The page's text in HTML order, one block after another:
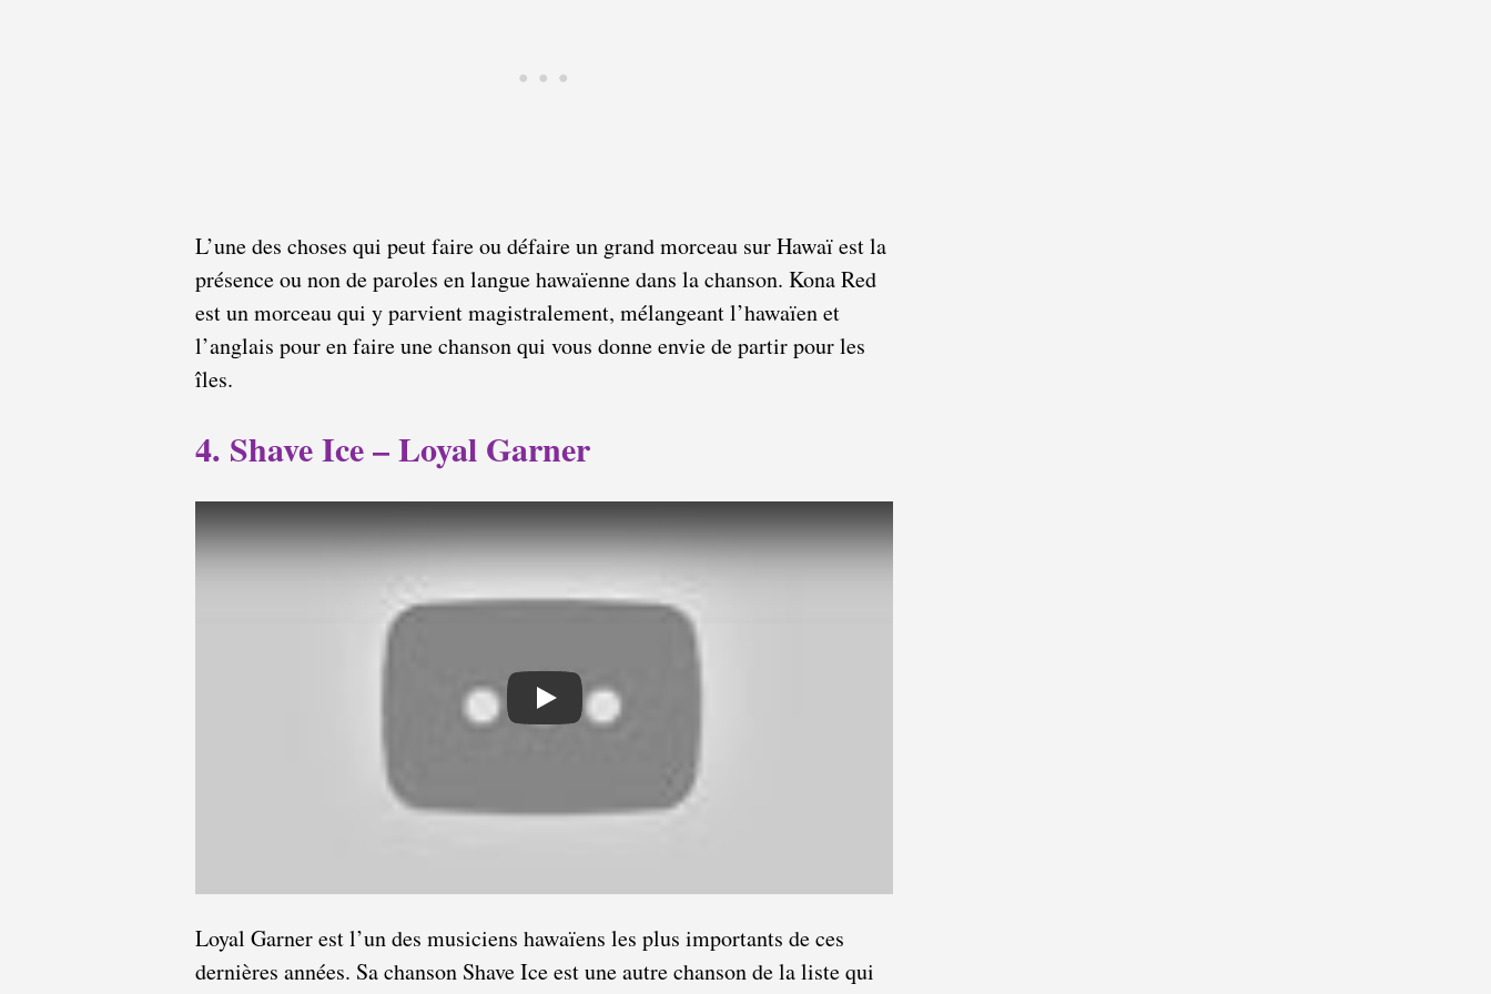
L’une des choses qui peut faire ou défaire un grand morceau sur Hawaï est la
présence ou non de paroles en langue hawaïenne dans la chanson. Kona Red
est un morceau qui y parvient magistralement, mélangeant l’hawaïen et
l’anglais pour en faire une chanson qui vous donne envie de partir pour les
îles.
4. Shave Ice – Loyal Garner
Play
Loyal Garner est l’un des musiciens hawaïens les plus importants de ces
dernières années. Sa chanson Shave Ice est une autre chanson de la liste qui